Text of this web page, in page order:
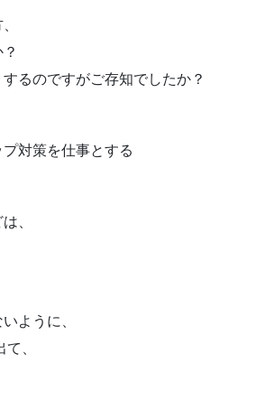
るのですがご存知でしたか？
対策を仕事とする
、
ように、
、